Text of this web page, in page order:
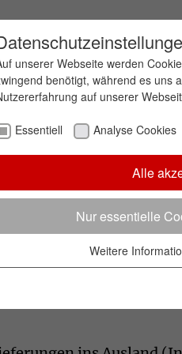
Lieferungen im Inland
für Lieferungen im
unserer Webseite werden
benötigt, während es uns
auf unserer
Essentiell Analyse Cookies
Alle
Nur essentielle
Essentielle Cookies werden für
Webseite benötigt. Dadurch ist
einwandfrei funktioniert.
Name cookie_optin
Cookie-
Weitere